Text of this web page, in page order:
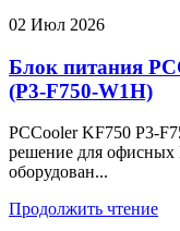
02 Июл 2026
Блок питания
(P3‑F750‑W1H)
PCCooler KF750
решение для офисных
оборудован...
Продолжить чтение